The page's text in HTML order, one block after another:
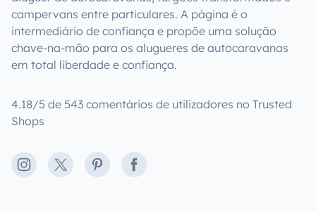
campervans entre particulares. A página é o
intermediário de confiança e propõe uma solução
chave-na-mão para os alugueres de autocaravanas
em total liberdade e confiança.
4.18/5 de 543 comentários de utilizadores no Trusted
Shops
Instagram
X PinterestFacebook